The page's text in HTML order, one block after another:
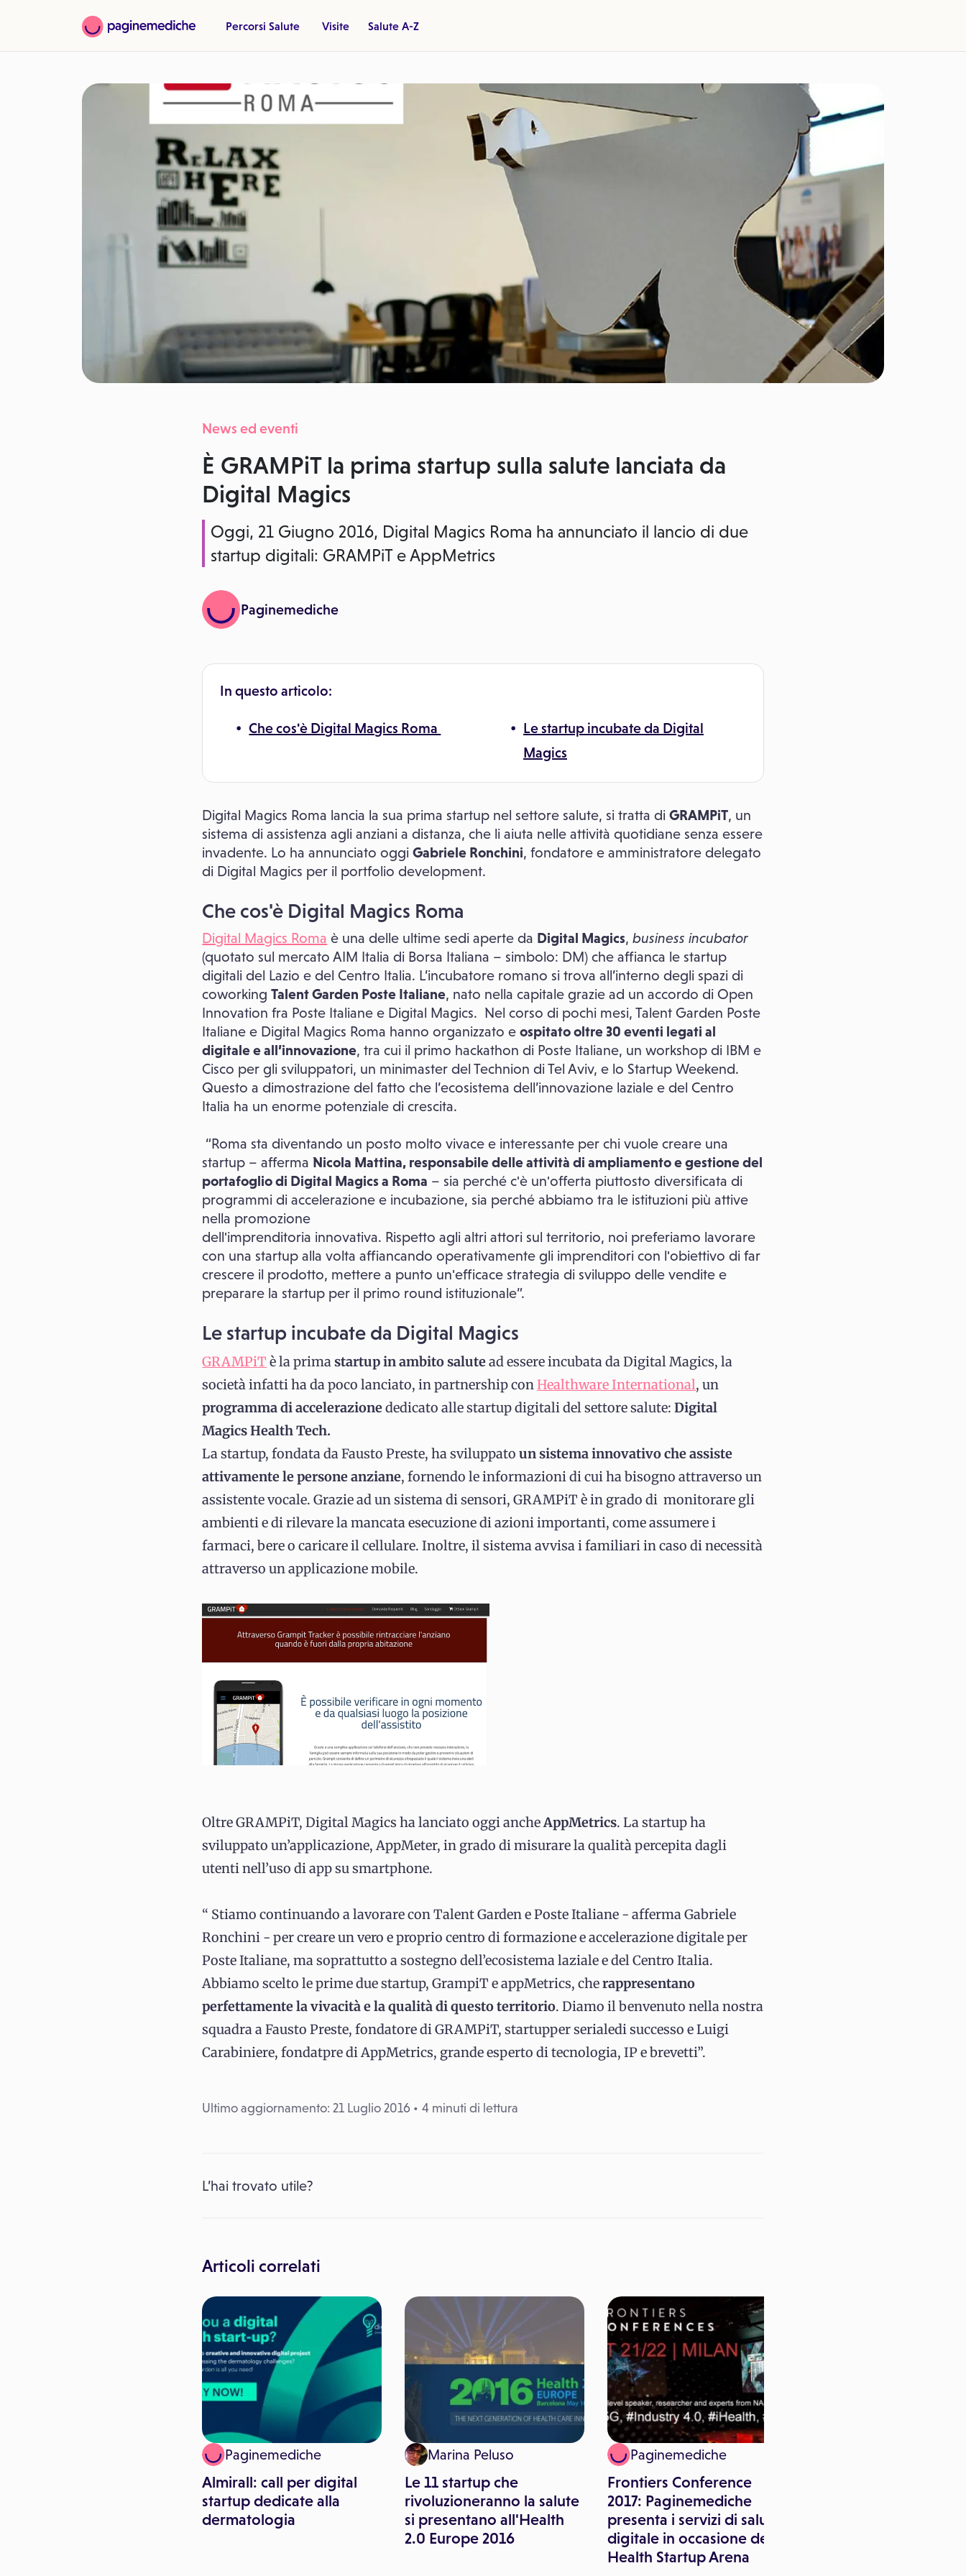
Percorsi Salute Visite Salute A-Z
News ed eventi
È GRAMPiT la prima startup sulla salute lanciata da
Digital Magics
Oggi, 21 Giugno 2016, Digital Magics Roma ha annunciato il lancio di due
startup digitali: GRAMPiT e AppMetrics
Paginemediche
In questo articolo:
Che cos'è Digital Magics Roma
Le startup incubate da Digital
Magics
Digital Magics Roma lancia la sua prima startup nel settore salute, si tratta diGRAMPiT, un
sistema di assistenza agli anziani a distanza, che li aiuta nelle attività quotidiane senza essere
invadente. Lo ha annunciato oggiGabriele Ronchini, fondatore e amministratore delegato
di Digital Magics per il portfolio development.
Che cos'è Digital Magics Roma
Digital Magics Roma è una delle ultime sedi aperte da Digital Magics, business incubator
(quotato sul mercato AIM Italia di Borsa Italiana – simbolo: DM) che affianca le startup
digitali del Lazio e del Centro Italia. L’incubatore romano si trova all’interno degli spazi di
coworkingTalent Garden Poste Italiane, nato nella capitale grazie ad un accordo di Open
Innovation fra Poste Italiane e Digital Magics. Nel corso di pochi mesi, Talent Garden Poste
Italiane e Digital Magics Roma hanno organizzato eospitato oltre 30 eventi legati al
digitale e all’innovazione, tra cui il primo hackathon di Poste Italiane, un workshop di IBM e
Cisco per gli sviluppatori, un minimaster del Technion di Tel Aviv, e lo Startup Weekend.
Questo a dimostrazione del fatto che l’ecosistema dell’innovazione laziale e del Centro
Italia ha un enorme potenziale di crescita.
“Roma sta diventando un posto molto vivace e interessante per chi vuole creare una
startup – affermaNicola Mattina, responsabile delle attività di ampliamento e gestione del
portafoglio di Digital Magics a Roma – sia perché c'è un'offerta piuttosto diversificata di
programmi di accelerazione e incubazione, sia perché abbiamo tra le istituzioni più attive
nella promozione
dell'imprenditoria innovativa. Rispetto agli altri attori sul territorio, noi preferiamo lavorare
con una startup alla volta affiancando operativamente gli imprenditori con l'obiettivo di far
crescere il prodotto, mettere a punto un'efficace strategia di sviluppo delle vendite e
preparare la startup per il primo round istituzionale”.
Le startup incubate da Digital Magics
GRAMPiT è la primastartup in ambito salutead essere incubata da Digital Magics, la
società infatti ha da poco lanciato, in partnership conHealthware International, un
programma di accelerazionededicato alle startup digitali del settore salute:Digital
Magics Health Tech.
La startup, fondata da Fausto Preste, ha sviluppatoun sistema innovativo che assiste
attivamente le persone anziane, fornendo le informazioni di cui ha bisogno attraverso un
assistente vocale. Grazie ad un sistema di sensori, GRAMPiT è in grado di monitorare gli
ambienti e di rilevare la mancata esecuzione di azioni importanti, come assumere i
farmaci, bere o caricare il cellulare. Inoltre, il sistema avvisa i familiari in caso di necessità
attraverso un applicazione mobile.
Oltre GRAMPiT, Digital Magics ha lanciato oggi ancheAppMetrics. La startup ha
sviluppato un’applicazione, AppMeter, in grado di misurare la qualità percepita dagli
utenti nell’uso di app su smartphone.
“ Stiamo continuando a lavorare con Talent Garden e Poste Italiane - afferma Gabriele
Ronchini - per creare un vero e proprio centro di formazione e accelerazione digitale per
Poste Italiane, ma soprattutto a sostegno dell’ecosistema laziale e del Centro Italia.
Abbiamo scelto le prime due startup, GrampiT e appMetrics, cherappresentano
perfettamente la vivacità e la qualità di questo territorio. Diamo il benvenuto nella nostra
squadra a Fausto Preste, fondatore di GRAMPiT, startupper serialedi successo e Luigi
Carabiniere, fondatpre di AppMetrics, grande esperto di tecnologia, IP e brevetti”.
Ultimo aggiornamento: 21 Luglio 2016 4 minuti di lettura
L’hai trovato utile?
Articoli correlati
Paginemediche
Almirall: call per digital
startup dedicate alla
dermatologia
Marina Peluso
Le 11 startup che
rivoluzioneranno la salute
si presentano all'Health
2.0 Europe 2016
Paginemediche
Frontiers Conference
2017: Paginemediche
presenta i servizi di salute
digitale in occasione della
Health Startup Arena